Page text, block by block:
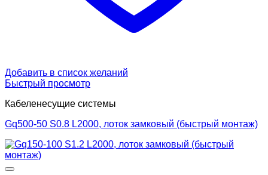
Добавить в список желаний
Быстрый просмотр
Кабеленесущие системы
Gq500-50 S0.8 L2000, лоток замковый (быстрый монтаж)